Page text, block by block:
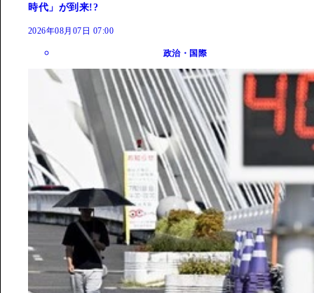
時代」が到来!?
2026年08月07日 07:00
政治・国際